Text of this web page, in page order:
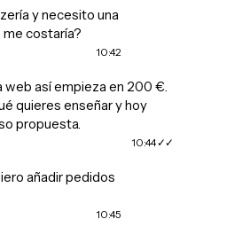
y necesito una
me costaría?
10:42
web así empieza en 200 €.
quieres enseñar y hoy
propuesta.
10:44
añadir pedidos
10:45